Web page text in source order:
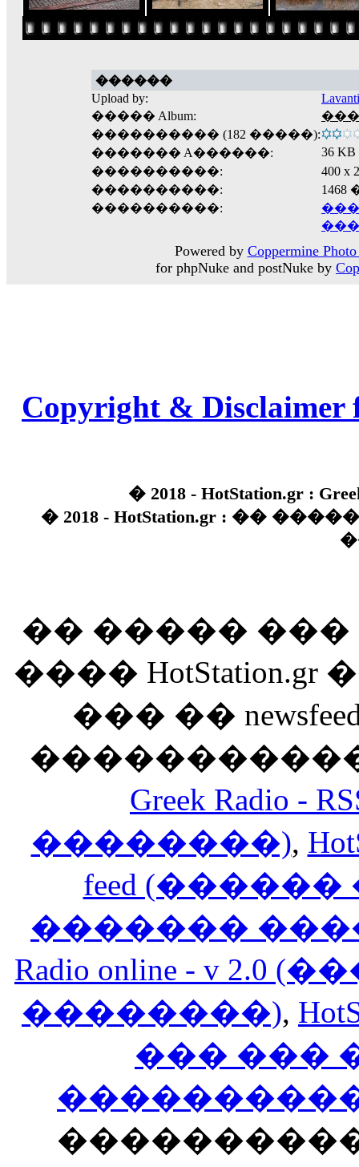
������
Upload by:
����� Album:
���������� (182 �����):
������� A������:
36 KB
����������:
400
����������:
����������:
Powered by Coppermine
for phpNuke and postNuke by
Copyright & Disclaimer
� 2018 - HotStation.gr :
� 2018 - HotStation.gr : ��
�� �����
����
��� ��
Greek Radio
��������),
feed
�������
Radio online - v
��������),
��� ���